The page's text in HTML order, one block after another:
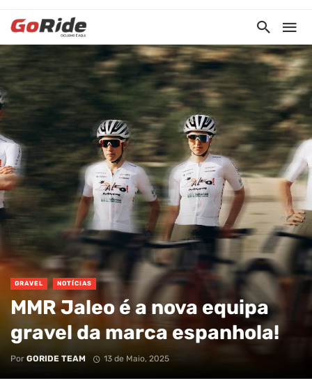
GRAVEL NOTÍCIAS
MMR Jaleo é a nova equipa
gravel da marca espanhola!
Por GORIDE TEAM 13 de Maio, 2025